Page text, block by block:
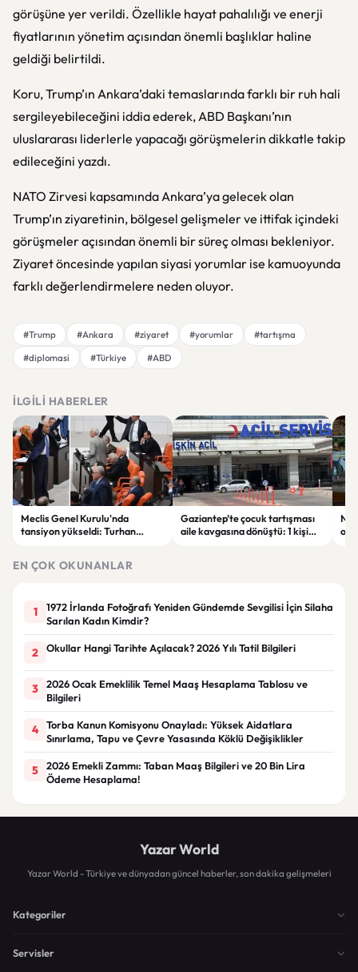
görüşüne yer verildi. Özellikle hayat pahalılığı ve enerji
fiyatlarının yönetim açısından önemli başlıklar haline
geldiği belirtildi.
Koru, Trump’ın Ankara’daki temaslarında farklı bir ruh hali
sergileyebileceğini iddia ederek, ABD Başkanı’nın
uluslararası liderlerle yapacağı görüşmelerin dikkatle takip
edileceğini yazdı.
NATO Zirvesi kapsamında Ankara’ya gelecek olan
Trump’ın ziyaretinin, bölgesel gelişmeler ve ittifak içindeki
görüşmeler açısından önemli bir süreç olması bekleniyor.
Ziyaret öncesinde yapılan siyasi yorumlar ise kamuoyunda
farklı değerlendirmelere neden oluyor.
#Trump #Ankara #ziyaret #yorumlar
#tartışma
#diplomasi
#Türkiye #ABD
İLGILI HABERLER
Meclis Genel Kurulu'nda
tansiyon yükseldi: Turhan
Gaziantep’te çocuk tartışması
aile kavgasına dönüştü: 1 kişi
EN ÇOK OKUNANLAR
1
1972 İrlanda Fotoğrafı Yeniden Gündemde Sevgilisi İçin Silaha
Sarılan Kadın Kimdir?
2 Okullar Hangi Tarihte Açılacak? 2026 Yılı Tatil Bilgileri
3
2026 Ocak Emeklilik Temel Maaş Hesaplama Tablosu ve
Bilgileri
4
Torba Kanun Komisyonu Onayladı: Yüksek Aidatlara
Sınırlama, Tapu ve Çevre Yasasında Köklü Değişiklikler
5
2026 Emekli Zammı: Taban Maaş Bilgileri ve 20 Bin Lira
Ödeme Hesaplama!
Yazar World
Yazar World - Türkiye ve dünyadan güncel haberler, son dakika gelişmeleri
Kategoriler
Servisler